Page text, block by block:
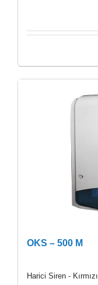
OKS – 500 M
Harici Siren - Kırmızı